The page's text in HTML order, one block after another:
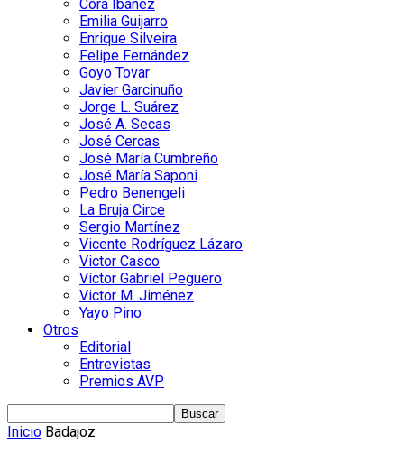
Cora Ibáñez
Emilia Guijarro
Enrique Silveira
Felipe Fernández
Goyo Tovar
Javier Garcinuño
Jorge L. Suárez
José A. Secas
José Cercas
José María Cumbreño
José María Saponi
Pedro Benengeli
La Bruja Circe
Sergio Martínez
Vicente Rodríguez Lázaro
Victor Casco
Víctor Gabriel Peguero
Victor M. Jiménez
Yayo Pino
Otros
Editorial
Entrevistas
Premios AVP
Inicio Badajoz